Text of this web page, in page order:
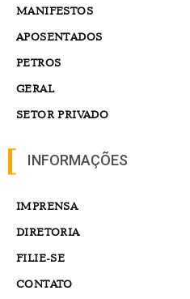
MANIFESTOS
APOSENTADOS
PETROS
GERAL
SETOR PRIVADO
INFORMAÇÕES
IMPRENSA
DIRETORIA
FILIE-SE
CONTATO